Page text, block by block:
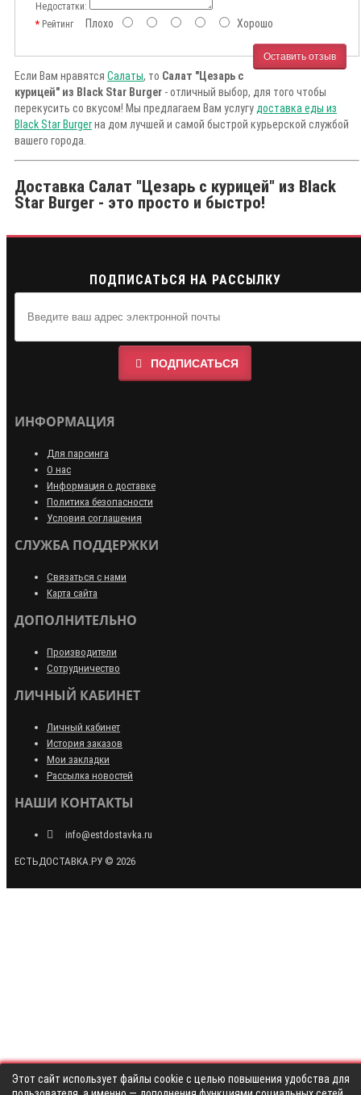
Недостатки:
РейтингПлохо Хорошо
Оставить отзыв
Если Вам нравятся Салаты, то Салат "Цезарь с
курицей" из Black Star Burger - отличный выбор, для того чтобы
перекусить со вкусом! Мы предлагаем Вам услугу доставка еды из
Black Star Burgerна дом лучшей и самой быстрой курьерской службой
вашего города.
Доставка Салат "Цезарь с курицей" из Black
Star Burger - это просто и быстро!
ПОДПИСАТЬСЯ НА РАССЫЛКУ
ПОДПИСАТЬСЯ
ИНФОРМАЦИЯ
Для парсинга
О нас
Информация о доставке
Политика безопасности
Условия соглашения
СЛУЖБА ПОДДЕРЖКИ
Связаться с нами
Карта сайта
ДОПОЛНИТЕЛЬНО
Производители
Сотрудничество
ЛИЧНЫЙ КАБИНЕТ
Личный кабинет
История заказов
Мои закладки
Рассылка новостей
НАШИ КОНТАКТЫ
info@estdostavka.ru
ЕСТЬДОСТАВКА.РУ © 2026
Этот сайт использует файлы cookie с целью повышения удобства для